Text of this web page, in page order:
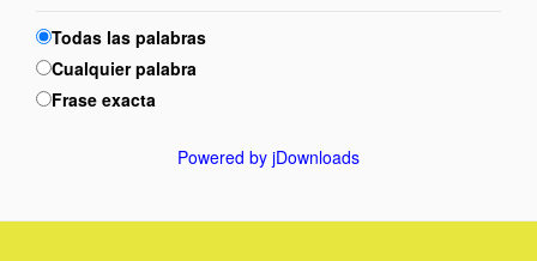
Todas las palabras
Cualquier palabra
Frase exacta
Powered by jDownloads